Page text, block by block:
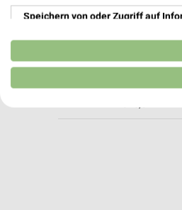
Feldwieser
Speichern von oder Zugriff auf
Verwendung reduzierter Daten zur
Erstellung von Profilen für